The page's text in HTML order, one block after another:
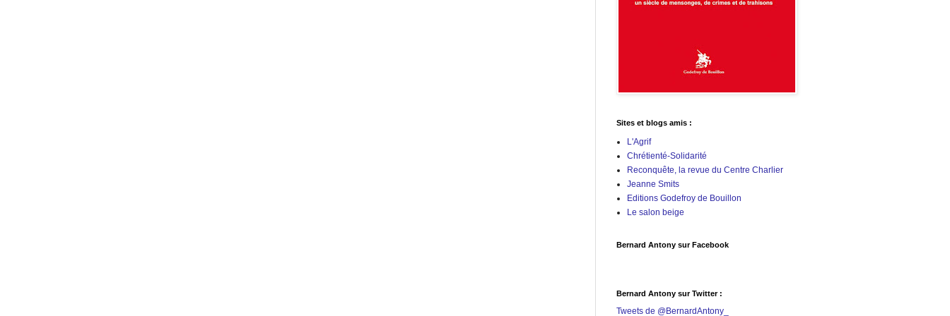
Sites et blogs amis :
L'Agrif
Chrétienté-Solidarité
Reconquête, la revue du Centre Charlier
Jeanne Smits
Editions Godefroy de Bouillon
Le salon beige
Bernard Antony sur Facebook
Bernard Antony sur Twitter :
Tweets de @BernardAntony_